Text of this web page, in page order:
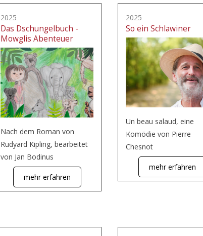
2025
Das Dschungelbuch -
Mowglis Abenteuer
Nach dem Roman von
Rudyard Kipling, bearbeitet
von Jan Bodinus
mehr erfahren
2025
So ein Schlawiner
Un beau salaud, eine
Komödie von Pierre
Chesnot
mehr erfahren